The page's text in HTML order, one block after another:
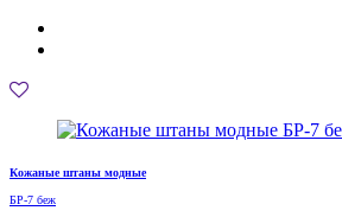
Кожаные штаны модные
БР-7 беж